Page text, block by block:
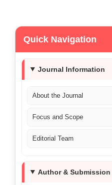
Quick Navigation
Journal Information
About the Journal
Focus and Scope
Editorial Team
Author & Submission